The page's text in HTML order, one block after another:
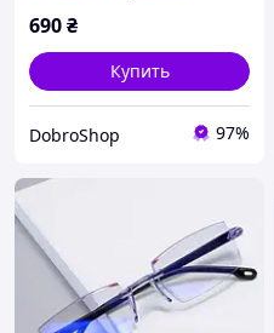
690₴
Купить
DobroShop 97%